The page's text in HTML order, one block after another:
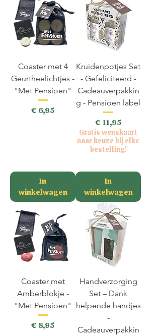
Coaster met 4
Geurtheelichtjes -
"Met Pensioen"
Prijs
€ 6,95
In
winkelwagen
Kruidenpotjes Set
- Gefeliciteerd -
Cadeauverpakkin
g - Pensioen label
Prijs
€ 11,95
Gratis wenskaart
naar keuze bij elke
bestelling!
In
winkelwagen
Coaster met
Amberblokje -
"Met Pensioen"
Prijs
€ 8,95
Handverzorging
Set – Dank
helpende handjes
-
Cadeauverpakkin